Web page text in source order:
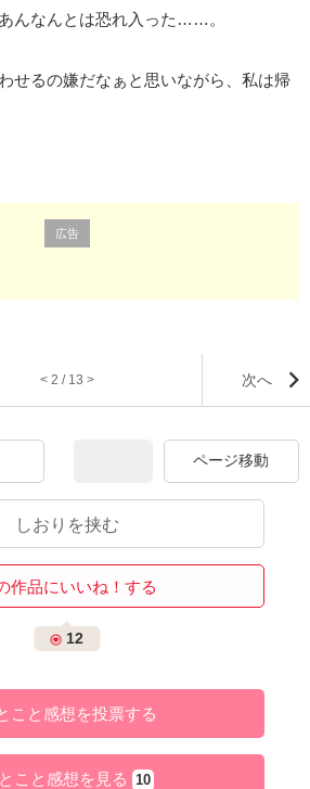
んなんとは恐れ入った……。
せるの嫌だなぁと思いながら、私は帰
広告
< 2 / 13 > 次へ
しおりを挟む
作品にいいね！する
12
こと感想を投票する
こと感想を見る 10